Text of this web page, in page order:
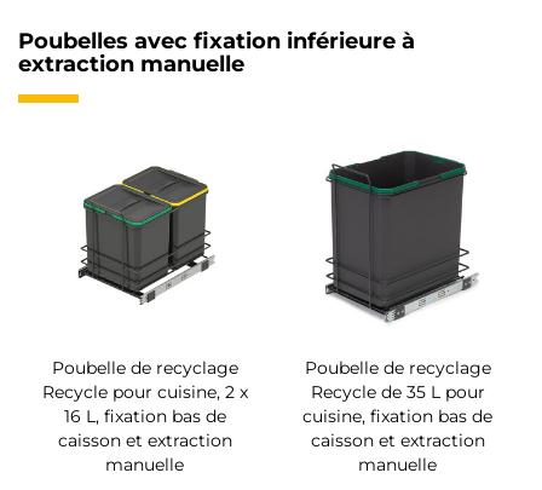
Poubelles avec fixation inférieure à
extraction manuelle
Poubelle de recyclage
Recycle pour cuisine, 2 x
16 L, fixation bas de
caisson et extraction
manuelle
Poubelle de recyclage
Recycle de 35 L pour
cuisine, fixation bas de
caisson et extraction
manuelle